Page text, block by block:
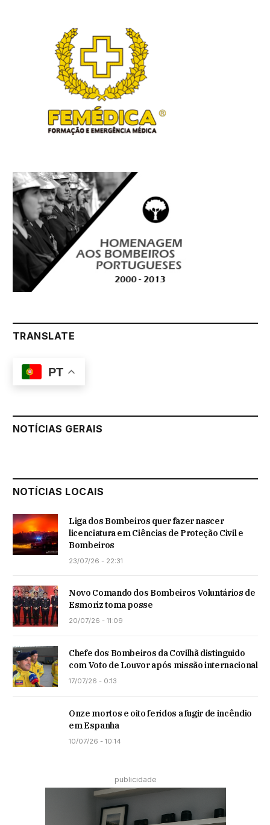
TRANSLATE
PT
NOTÍCIAS GERAIS
NOTÍCIAS LOCAIS
Liga dos Bombeiros quer fazer nascer
licenciatura em Ciências de Proteção Civil e
Bombeiros
23/07/26 - 22:31
Novo Comando dos Bombeiros Voluntários de
Esmoriz toma posse
20/07/26 - 11:09
Chefe dos Bombeiros da Covilhã distinguido
com Voto de Louvor após missão internacional
17/07/26 - 0:13
Onze mortos e oito feridos a fugir de incêndio
em Espanha
10/07/26 - 10:14
publicidade